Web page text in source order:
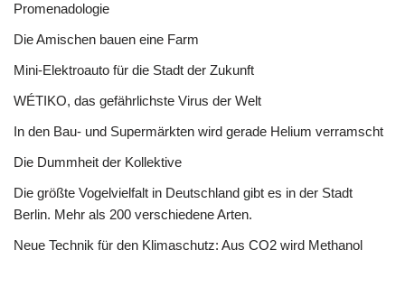
Promenadologie
Die Amischen bauen eine Farm
Mini-Elektroauto für die Stadt der Zukunft
WÉTIKO, das gefährlichste Virus der Welt
In den Bau- und Supermärkten wird gerade Helium verramscht
Die Dummheit der Kollektive
Die größte Vogelvielfalt in Deutschland gibt es in der Stadt
Berlin. Mehr als 200 verschiedene Arten.
Neue Technik für den Klimaschutz: Aus CO2 wird Methanol